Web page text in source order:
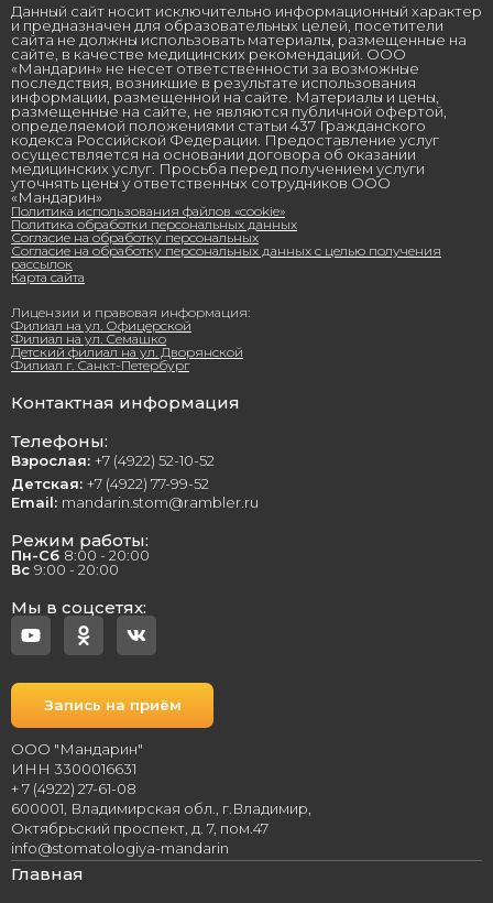
Данный сайт носит исключительно информационный характер
и предназначен для образовательных целей, посетители
сайта не должны использовать материалы, размещенные на
сайте, в качестве медицинских рекомендаций. ООО
«Мандарин» не несет ответственности за возможные
последствия, возникшие в результате использования
информации, размещенной на сайте. Материалы и цены,
размещенные на сайте, не являются публичной офертой,
определяемой положениями статьи 437 Гражданского
кодекса Российской Федерации. Предоставление услуг
осуществляется на основании договора об оказании
медицинских услуг. Просьба перед получением услуги
уточнять цены у ответственных сотрудников ООО
«Мандарин»
Политика использования файлов «cookie»
Политика обработки персональных данных
Согласие на обработку персональных
Согласие на обработку персональных данных с целью получения
рассылок
Карта сайта
Лицензии и правовая информация:
Филиал на ул. Офицерской
Филиал на ул. Семашко
Детский филиал на ул. Дворянской
Филиал г. Санкт-Петербург
Главная
Контактная информация
Телефоны:
Взрослая: +7 (4922) 52-10-52
Детская: +7 (4922) 77-99-52
Email: mandarin.stom@rambler.ru
Режим работы:
Пн-Сб 8:00 - 20:00
Вс 9:00 - 20:00
Мы в соцсетях:
Запись на приём
ООО "Мандарин"
ИНН 3300016631
+ 7 (4922) 27-61-08
600001, Владимирская обл., г.Владимир,
Октябрьский проспект, д. 7, пом.47
info@stomatologiya-mandarin